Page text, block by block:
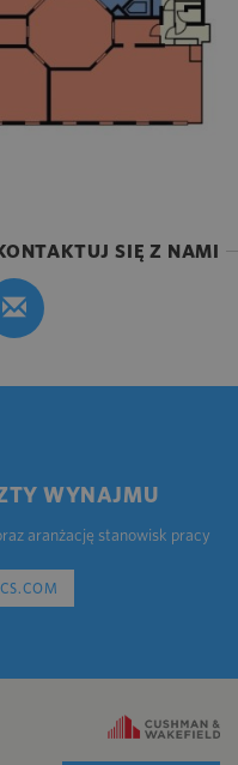
SIĘ Z NAMI
WYNAJMU
aranżację stanowisk pracy